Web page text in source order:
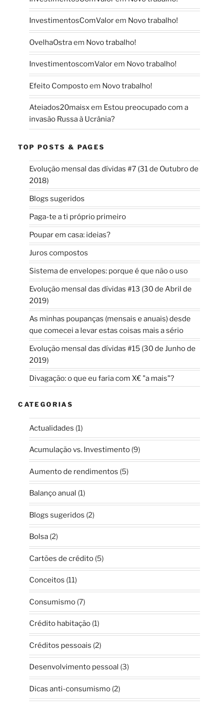
InvestimentosComValorem Novo trabalho!
OvelhaOstraem Novo trabalho!
InvestimentoscomValorem Novo trabalho!
Efeito Compostoem Novo trabalho!
Ateiados20maisxem Estou preocupado com a
invasão Russa à Ucrânia?
TOP POSTS & PAGES
Evolução mensal das dívidas #7 (31 de Outubro de
2018)
Blogs sugeridos
Paga-te a ti próprio primeiro
Poupar em casa: ideias?
Juros compostos
Sistema de envelopes: porque é que não o uso
Evolução mensal das dívidas #13 (30 de Abril de
2019)
As minhas poupanças (mensais e anuais) desde
que comecei a levar estas coisas mais a sério
Evolução mensal das dívidas #15 (30 de Junho de
2019)
Divagação: o que eu faria com X€ "a mais"?
CATEGORIAS
Actualidades (1)
Acumulação vs. Investimento(9)
Aumento de rendimentos (5)
Balanço anual (1)
Blogs sugeridos (2)
Bolsa(2)
Cartões de crédito(5)
Conceitos (11)
Consumismo(7)
Crédito habitação(1)
Créditos pessoais (2)
Desenvolvimento pessoal (3)
Dicas anti-consumismo(2)